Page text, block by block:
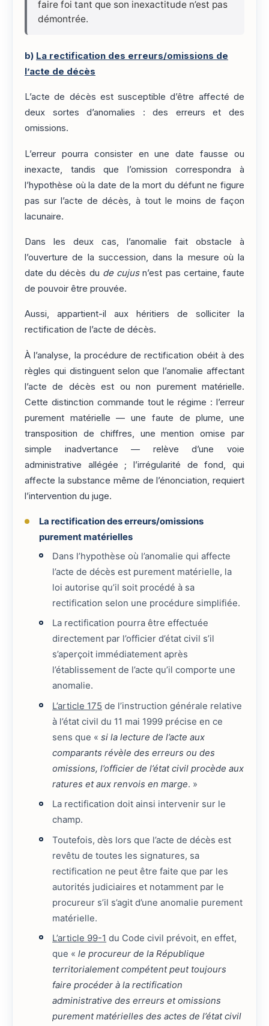
faire foi tant que son inexactitude n’est pas
démontrée.
b) La rectification des erreurs/omissions de
l’acte de décès
L’acte de décès est susceptible d’être affecté de
deux sortes d’anomalies : des erreurs et des
omissions.
L’erreur pourra consister en une date fausse ou
inexacte, tandis que l’omission correspondra à
l’hypothèse où la date de la mort du défunt ne figure
pas sur l’acte de décès, à tout le moins de façon
lacunaire.
Dans les deux cas, l’anomalie fait obstacle à
l’ouverture de la succession, dans la mesure où la
date du décès du de cujusn’est pas certaine, faute
de pouvoir être prouvée.
Aussi, appartient-il aux héritiers de solliciter la
rectification de l’acte de décès.
À l’analyse, la procédure de rectification obéit à des
règles qui distinguent selon que l’anomalie affectant
l’acte de décès est ou non purement matérielle.
Cette distinction commande tout le régime : l’erreur
purement matérielle — une faute de plume, une
transposition de chiffres, une mention omise par
simple inadvertance — relève d’une voie
administrative allégée ; l’irrégularité de fond, qui
affecte la substance même de l’énonciation, requiert
l’intervention du juge.
La rectification des erreurs/omissions
purement matérielles
Dans l’hypothèse où l’anomalie qui affecte
l’acte de décès est purement matérielle, la
loi autorise qu’il soit procédé à sa
rectification selon une procédure simplifiée.
La rectification pourra être effectuée
directement par l’officier d’état civil s’il
s’aperçoit immédiatement après
l’établissement de l’acte qu’il comporte une
anomalie.
L’article 175 de l’instruction générale relative
à l’état civil du 11 mai 1999 précise en ce
sens que «si la lecture de l’acte aux
comparants révèle des erreurs ou des
omissions, l’officier de l’état civil procède aux
ratures et aux renvois en marge. »
La rectification doit ainsi intervenir sur le
champ.
Toutefois, dès lors que l’acte de décès est
revêtu de toutes les signatures, sa
rectification ne peut être faite que par les
autorités judiciaires et notamment par le
procureur s’il s’agit d’une anomalie purement
matérielle.
L’article 99-1 du Code civil prévoit, en effet,
que «le procureur de la République
territorialement compétent peut toujours
faire procéder à la rectification
administrative des erreurs et omissions
purement matérielles des actes de l’état civil